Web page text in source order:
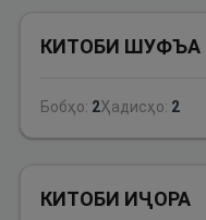
КИТОБИ ШУФЪА
Бобҳо: 2Ҳадисҳо: 2
КИТОБИ ИҶОРА